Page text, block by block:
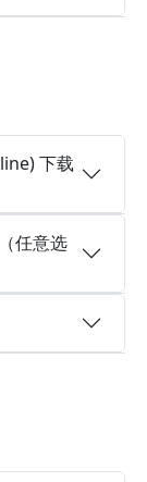
下载
任意选